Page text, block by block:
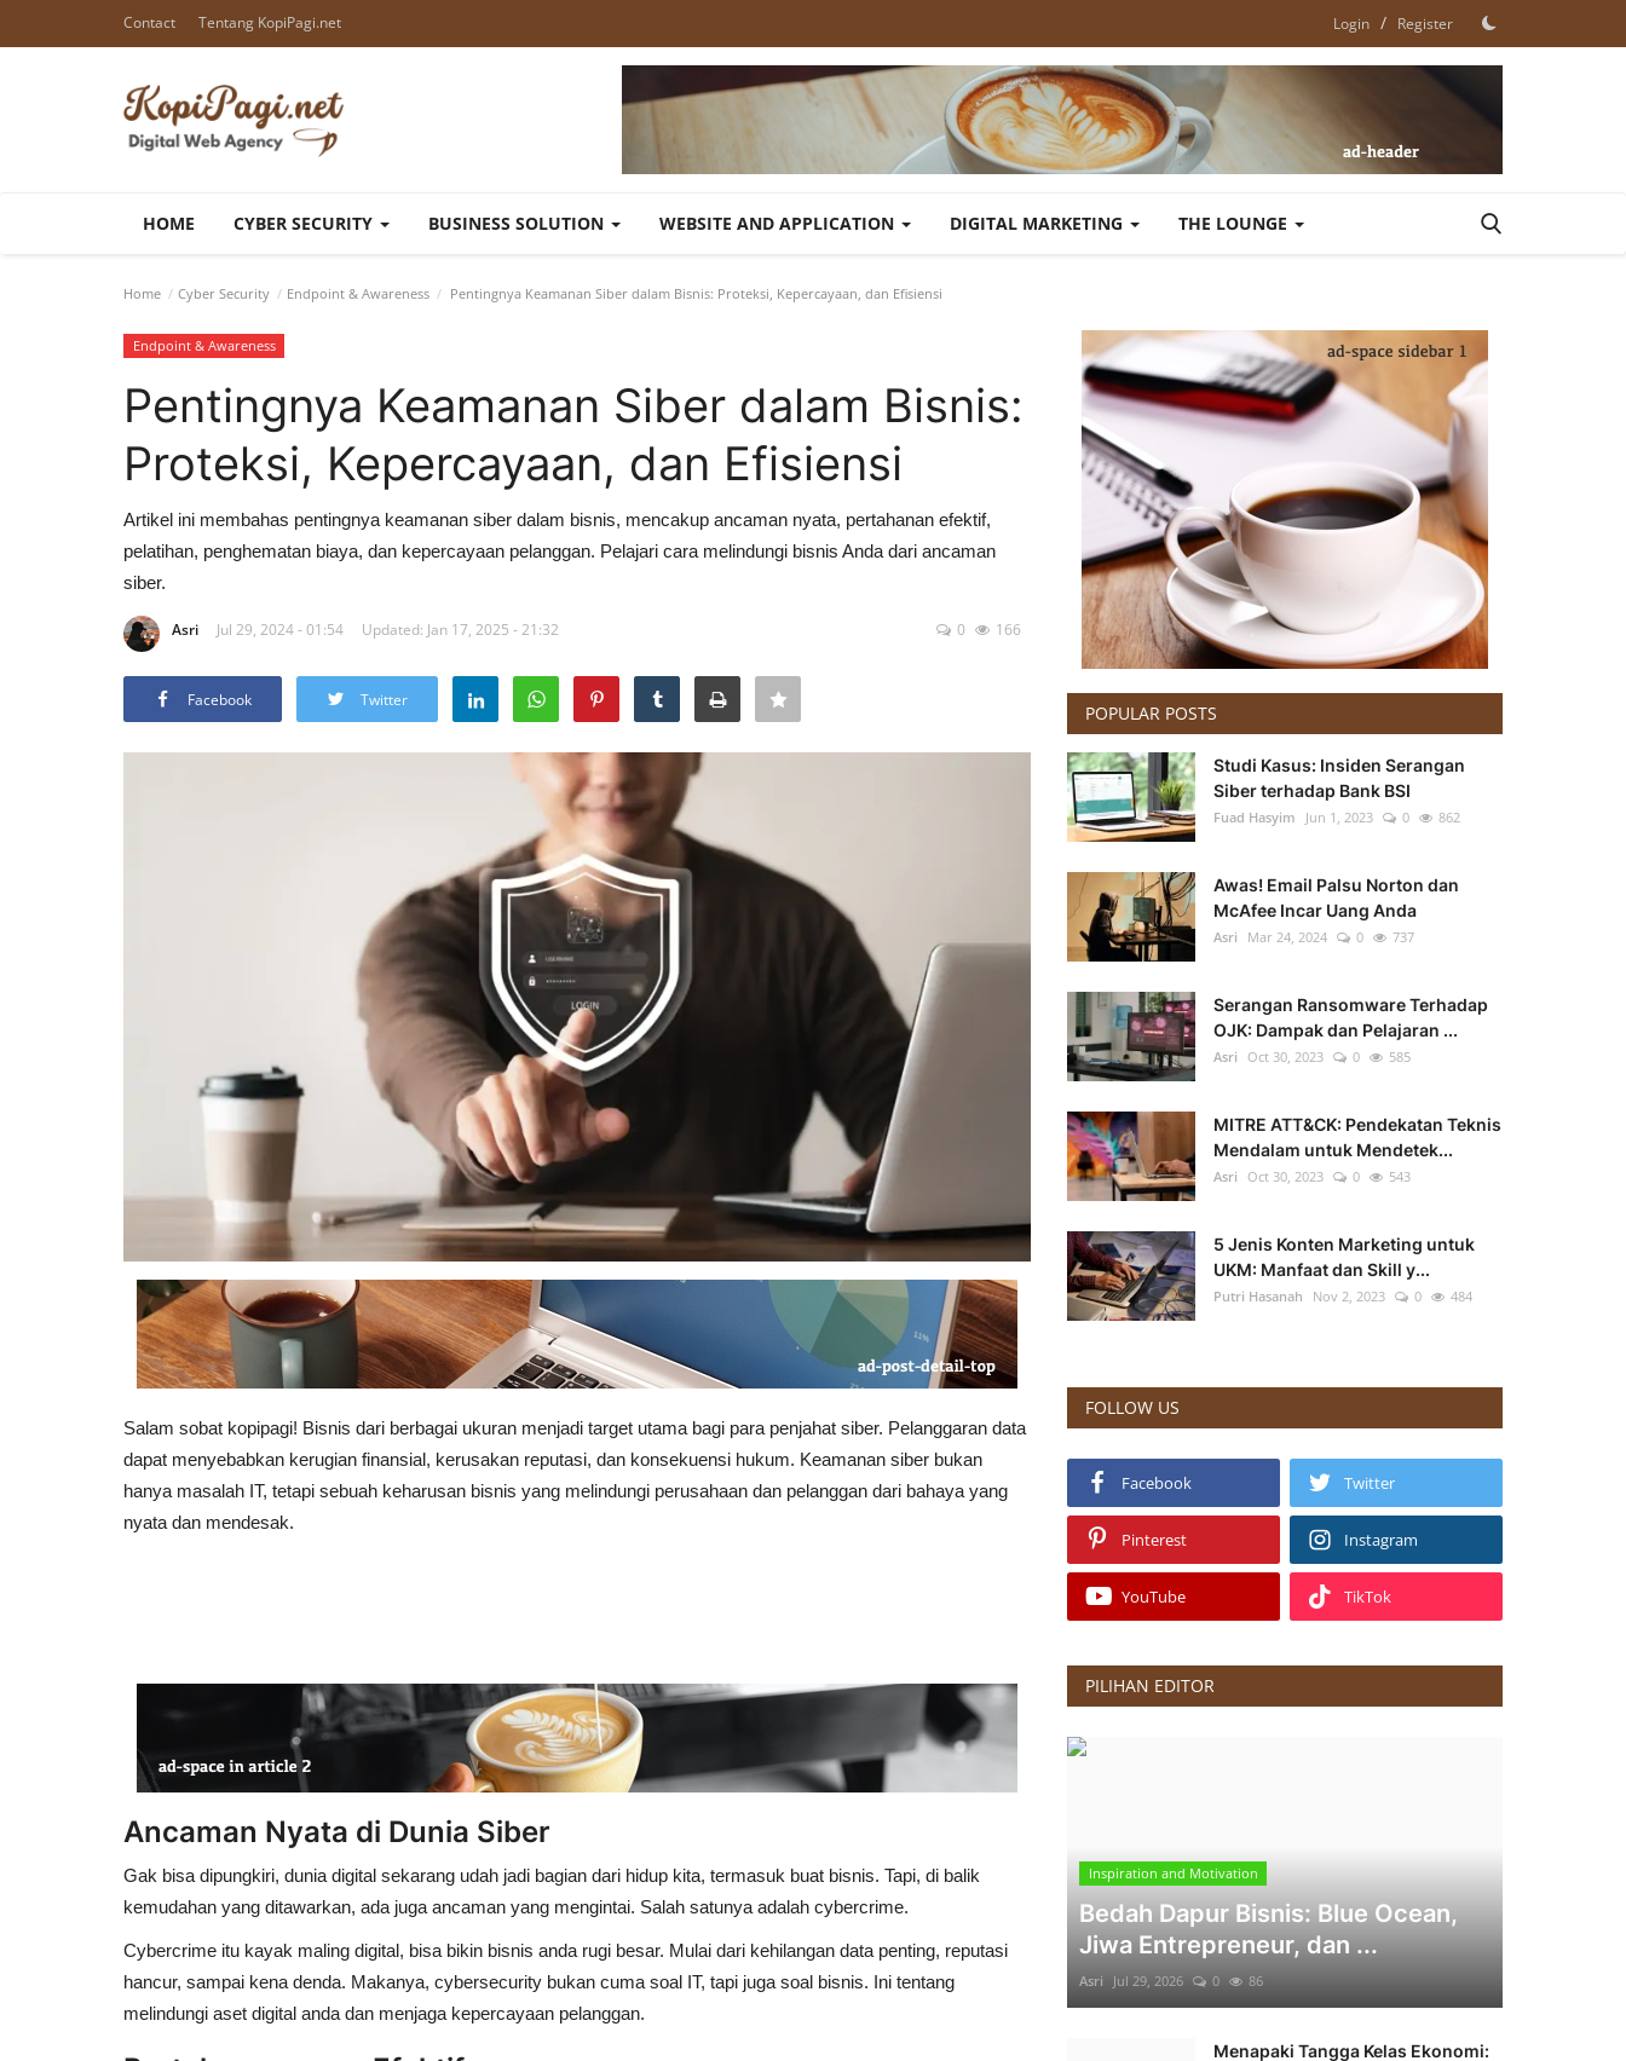
Contact Tentang KopiPagi.net Login / Register
HOME CYBER SECURITY BUSINESS SOLUTION WEBSITE AND APPLICATION DIGITAL MARKETING THE LOUNGE
Home Cyber Security Endpoint & Awareness Pentingnya Keamanan Siber dalam Bisnis: Proteksi, Kepercayaan, dan Efisiensi
Endpoint & Awareness
Pentingnya Keamanan Siber dalam Bisnis:
Proteksi, Kepercayaan, dan Efisiensi
Artikel ini membahas pentingnya keamanan siber dalam bisnis, mencakup ancaman nyata, pertahanan efektif,
pelatihan, penghematan biaya, dan kepercayaan pelanggan. Pelajari cara melindungi bisnis Anda dari ancaman
siber.
Asri Jul 29, 2024 - 01:54 Updated: Jan 17, 2025 - 21:32 0 166
Facebook Twitter
Salam sobat kopipagi! Bisnis dari berbagai ukuran menjadi target utama bagi para penjahat siber. Pelanggaran data
dapat menyebabkan kerugian finansial, kerusakan reputasi, dan konsekuensi hukum. Keamanan siber bukan
hanya masalah IT, tetapi sebuah keharusan bisnis yang melindungi perusahaan dan pelanggan dari bahaya yang
nyata dan mendesak.
Ancaman Nyata di Dunia Siber
Gak bisa dipungkiri, dunia digital sekarang udah jadi bagian dari hidup kita, termasuk buat bisnis. Tapi, di balik
kemudahan yang ditawarkan, ada juga ancaman yang mengintai. Salah satunya adalah cybercrime.
Cybercrime itu kayak maling digital, bisa bikin bisnis anda rugi besar. Mulai dari kehilangan data penting, reputasi
hancur, sampai kena denda. Makanya, cybersecurity bukan cuma soal IT, tapi juga soal bisnis. Ini tentang
melindungi aset digital anda dan menjaga kepercayaan pelanggan.
POPULAR POSTS
Studi Kasus: Insiden Serangan
Siber terhadap Bank BSI
Fuad Hasyim Jun 1, 2023 0 862
Awas! Email Palsu Norton dan
McAfee Incar Uang Anda
Asri Mar 24, 2024 0 737
Serangan Ransomware Terhadap
OJK: Dampak dan Pelajaran ...
Asri Oct 30, 2023 0 585
MITRE ATT&CK: Pendekatan Teknis
Mendalam untuk Mendetek...
Asri Oct 30, 2023 0 543
5 Jenis Konten Marketing untuk
UKM: Manfaat dan Skill y...
Putri Hasanah Nov 2, 2023 0 484
FOLLOW US
Facebook Twitter
Pinterest Instagram
YouTube TikTok
PILIHAN EDITOR
Inspiration and Motivation
Bedah Dapur Bisnis: Blue Ocean,
Jiwa Entrepreneur, dan ...
Asri Jul 29, 2026 0 86
Menapaki Tangga Kelas Ekonomi: